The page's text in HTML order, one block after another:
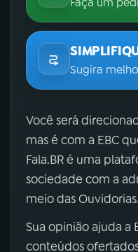
Sugira
Você será
mas é com a EBC
Fala.BR é uma
sociedade com a
meio das Ouvidorias.
Sua opinião ajuda a
conteúdos